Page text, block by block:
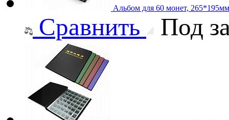
Альбом для 60 монет, 265*195мм
Сравнить Под